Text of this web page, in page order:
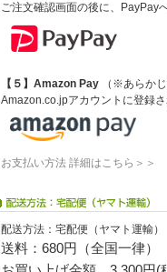
ご注文確認画面の後に、PayPay
【５】Amazon Pay （※あらか
Amazon.co.jpアカウントに登録
お支払い方法 詳細はこちら＞＞
配送方法：宅配便（ヤマト運輸）
送料：680円（全国一律）